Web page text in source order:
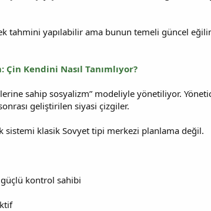
tahmini yapılabilir ama bunun temeli güncel
Kendini Nasıl Tanımlıyor?
sahip sosyalizm” modeliyle yönetiliyor.
geliştirilen siyasi çizgiler.
sistemi klasik Sovyet tipi merkezi planlama değil.
kontrol sahibi